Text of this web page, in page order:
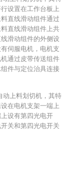
设置在工作台板上
直线滑动组件通过
直线滑动组件上共
滑动组件的外侧设
伺服电机，电机支
通过皮带传送组件
件与定位治具连接
动上料划切机，其特
在电机支架一端上
设有第四光电开
关和第四光电开关